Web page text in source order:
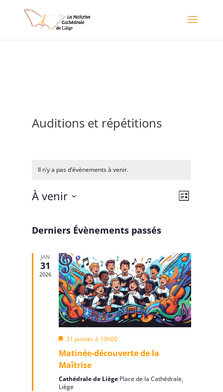
Auditions et répétitions
Il n’y a pas d’évènements à venir.
Liste
À venir
date.
Derniers Évènements passés
JAN
31
2026
Mis
avant
31 janvier à 10h00
Matinée-découverte de la
Maîtrise
Cathédrale de Liège Place de la Cathédrale,
Liège